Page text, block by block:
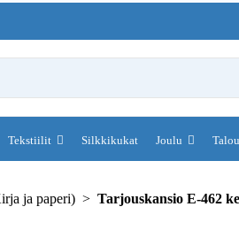
Tekstiilit Silkkikukat Joulu
ja paperi) Tarjouskansio E-462